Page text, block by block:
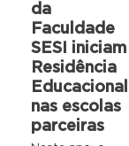
da
Faculdade
SESI iniciam
Residência
Educacional
nas escolas
parceiras